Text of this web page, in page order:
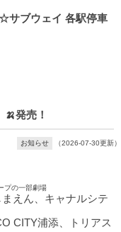
サブウェイ 各駅停車
発売！
お知らせ （2026-07-30更新）
プの一部劇場
えん、キャナルシテ
CITY浦添、トリアス